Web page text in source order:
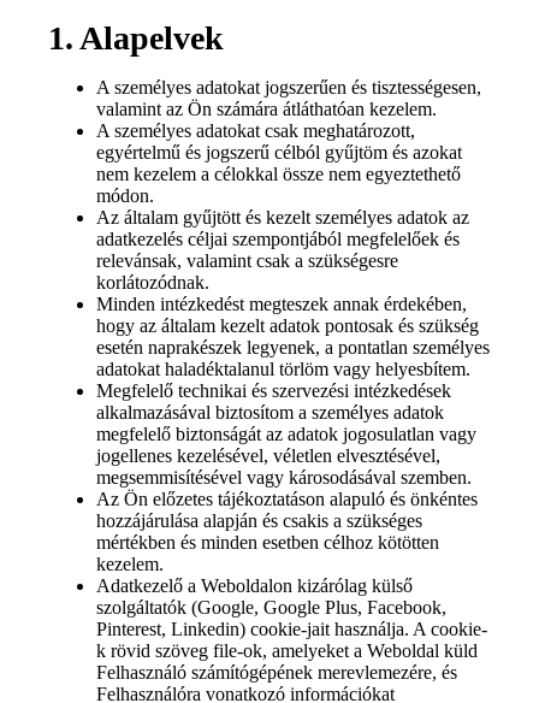
1. Alapelvek
A személyes adatokat jogszerűen és tisztességesen,
valamint az Ön számára átláthatóan kezelem.
A személyes adatokat csak meghatározott,
egyértelmű és jogszerű célból gyűjtöm és azokat
nem kezelem a célokkal össze nem egyeztethető
módon.
Az általam gyűjtött és kezelt személyes adatok az
adatkezelés céljai szempontjából megfelelőek és
relevánsak, valamint csak a szükségesre
korlátozódnak.
Minden intézkedést megteszek annak érdekében,
hogy az általam kezelt adatok pontosak és szükség
esetén naprakészek legyenek, a pontatlan személyes
adatokat haladéktalanul törlöm vagy helyesbítem.
Megfelelő technikai és szervezési intézkedések
alkalmazásával biztosítom a személyes adatok
megfelelő biztonságát az adatok jogosulatlan vagy
jogellenes kezelésével, véletlen elvesztésével,
megsemmisítésével vagy károsodásával szemben.
Az Ön előzetes tájékoztatáson alapuló és önkéntes
hozzájárulása alapján és csakis a szükséges
mértékben és minden esetben célhoz kötötten
kezelem.
Adatkezelő a Weboldalon kizárólag külső
szolgáltatók (Google, Google Plus, Facebook,
Pinterest, Linkedin) cookie-jait használja. A cookie-
k rövid szöveg file-ok, amelyeket a Weboldal küld
Felhasználó számítógépének merevlemezére, és
Felhasználóra vonatkozó információkat